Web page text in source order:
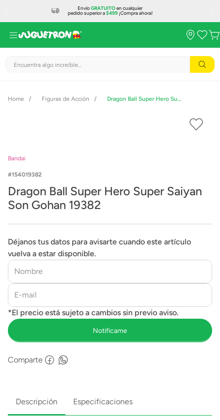
EnvíoGRATUITOen cualquier
pedido superior a$499¡Compra ahora!
Encuentra algo increíble...
Figuras de Acción Dragon Ball Super Hero Super Saiyan Son Gohan 19382
Bandai
154019382
Dragon Ball Super Hero Super Saiyan
Son Gohan 19382
Déjanos tus datos para avisarte cuando este artículo
vuelva a estar disponible.
Comparte
Descripción Especificaciones